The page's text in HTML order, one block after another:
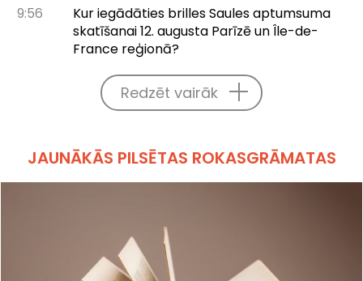
9:56
Kur iegādāties brilles Saules aptumsuma
skatīšanai 12. augusta Parīzē un Île-de-
France reģionā?
Redzēt vairāk
JAUNĀKĀS PILSĒTAS ROKASGRĀMATAS